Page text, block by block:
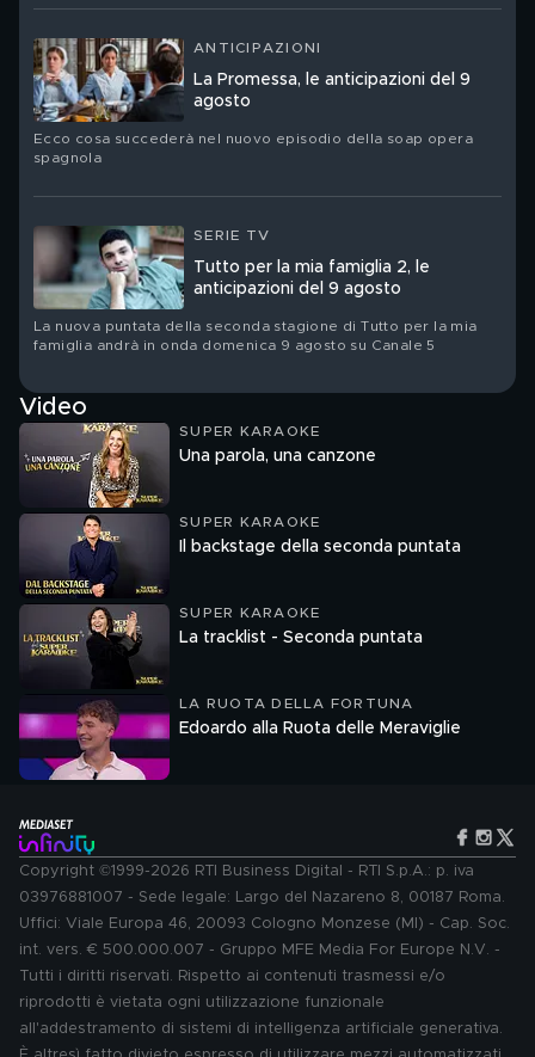
compleanno. Ritratto di una star che ha trasformato la propria
contraddizioni
ANTICIPAZIONI
La Promessa, le anticipazioni del 9
agosto
Ecco cosa succederà nel nuovo episodio della soap opera
spagnola
SERIE TV
Tutto per la mia famiglia 2, le
anticipazioni del 9 agosto
La nuova puntata della seconda stagione di Tutto per la mia
famiglia andrà in onda domenica 9 agosto su Canale 5
Video
SUPER KARAOKE
Una parola, una canzone
SUPER KARAOKE
Il backstage della seconda puntata
SUPER KARAOKE
La tracklist - Seconda puntata
LA RUOTA DELLA FORTUNA
Edoardo alla Ruota delle Meraviglie
Copyright ©1999-2026 RTI Business Digital - RTI S.p.A.: p. iva
03976881007 - Sede legale: Largo del Nazareno 8, 00187 Roma.
Uffici: Viale Europa 46, 20093 Cologno Monzese (MI) - Cap. Soc.
int. vers. € 500.000.007 - Gruppo MFE Media For Europe N.V. -
Tutti i diritti riservati. Rispetto ai contenuti trasmessi e/o
riprodotti è vietata ogni utilizzazione funzionale
all'addestramento di sistemi di intelligenza artificiale generativa.